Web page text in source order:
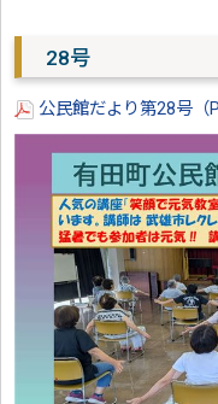
28号
公民館だより第28号（